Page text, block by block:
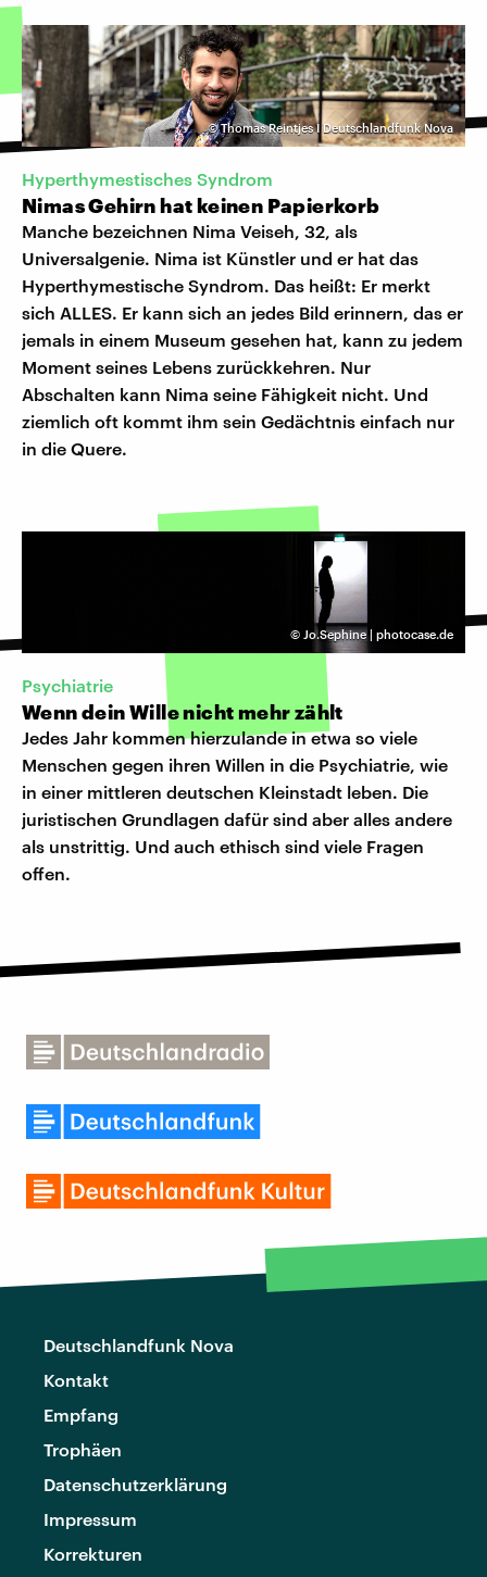
©Thomas Reintjes I Deutschlandfunk Nova
Hyperthymestisches Syndrom
Nimas Gehirn hat keinen Papierkorb
Manche bezeichnen Nima Veiseh, 32, als
Universalgenie. Nima ist Künstler und er hat das
Hyperthymestische Syndrom. Das heißt: Er merkt
sich ALLES. Er kann sich an jedes Bild erinnern, das er
jemals in einem Museum gesehen hat, kann zu jedem
Moment seines Lebens zurückkehren. Nur
Abschalten kann Nima seine Fähigkeit nicht. Und
ziemlich oft kommt ihm sein Gedächtnis einfach nur
in die Quere.
© Jo.Sephine | photocase.de
Psychiatrie
Wenn dein Wille nicht mehr zählt
Jedes Jahr kommen hierzulande in etwa so viele
Menschen gegen ihren Willen in die Psychiatrie, wie
in einer mittleren deutschen Kleinstadt leben. Die
juristischen Grundlagen dafür sind aber alles andere
als unstrittig. Und auch ethisch sind viele Fragen
offen.
Deutschlandfunk Nova
Kontakt
Empfang
Trophäen
Datenschutzerklärung
Impressum
Korrekturen